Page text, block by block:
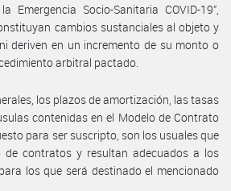
Emergencia Socio-Sanitaria COVID-19”,
cambios sustanciales al objeto y
deriven en un incremento de su monto o
arbitral pactado.
los plazos de amortización, las tasas
contenidas en el Modelo de Contrato
para ser suscripto, son los usuales que
contratos y resultan adecuados a los
los que será destinado el mencionado